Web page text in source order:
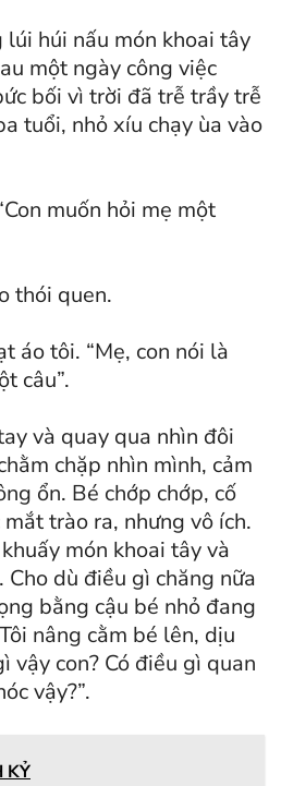
húi nấu món khoai tây
một ngày công việc
bối vì trời đã trễ trầy trễ
tuổi, nhỏ xíu chạy ùa vào
muốn hỏi mẹ một
thói quen.
áo tôi. “Mẹ, con nói là
câu”.
và quay qua nhìn đôi
chặp nhìn mình, cảm
ổn. Bé chớp chớp, cố
trào ra, nhưng vô ích.
món khoai tây và
dù điều gì chăng nữa
bằng cậu bé nhỏ đang
nâng cằm bé lên, dịu
vậy con? Có điều gì quan
vậy?”.
KỶ